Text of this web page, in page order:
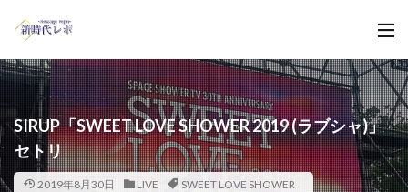
SIRUP「SWEET LOVE SHOWER 2019 (ラブシャ)」
セトリ
2019年8月30日 LIVE SWEET LOVE SHOWER